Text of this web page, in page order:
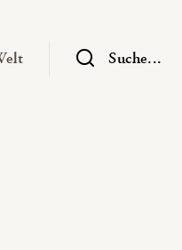
ausklappen
— UntermenüSuche...